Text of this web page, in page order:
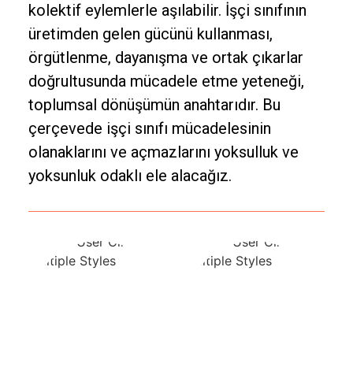
kolektif eylemlerle aşılabilir. İşçi sınıfının
üretimden gelen gücünü kullanması,
örgütlenme, dayanışma ve ortak çıkarlar
doğrultusunda mücadele etme yeteneği,
toplumsal dönüşümün anahtarıdır. Bu
çerçevede işçi sınıfı mücadelesinin
olanaklarını ve açmazlarını yoksulluk ve
yoksunluk odaklı ele alacağız.